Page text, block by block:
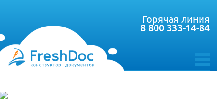
toggle
Горячая линия
8 800 333-14-84